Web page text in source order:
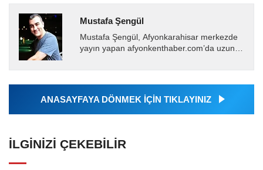
Mustafa Şengül
Mustafa Şengül, Afyonkarahisar merkezde
yayın yapan afyonkenthaber.com’da uzun
almakta, haber akışı...
ANASAYFAYA DÖNMEK İÇİN TIKLAYINIZ
İLGINIZI ÇEKEBILIR